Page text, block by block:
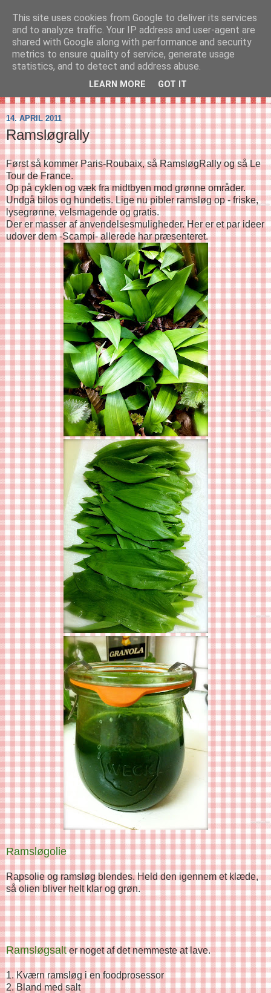
SVIRELIV
- en blog om svirelivet i København og resten af verden...
14. APRIL 2011
Ramsløgrally
Først så kommer Paris-Roubaix, så RamsløgRally og så Le
Tour de France.
Op på cyklen og væk fra midtbyen mod grønne områder.
Undgå bilos og hundetis. Lige nu pibler ramsløg op - friske,
lysegrønne, velsmagende og gratis.
Der er masser af anvendelsesmuligheder. Her er et par ideer
udover dem -Scampi- allerede har præsenteret.
Ramsløgolie
Rapsolie og ramsløg blendes. Held den igennem et klæde,
så olien bliver helt klar og grøn.
Ramsløgsalter noget af det nemmeste at lave.
1. Kværn ramsløg i en foodprosessor
2. Bland med salt
This site uses cookies from Google to deliver its services
and to analyze traffic. Your IP address and user-agent are
shared with Google along with performance and security
metrics to ensure quality of service, generate usage
statistics, and to detect and address abuse.
LEARN MORE GOT IT